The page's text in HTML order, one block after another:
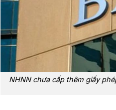
NHNN chưa cấp thêm giấy